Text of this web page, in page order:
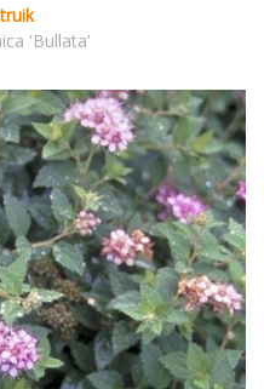
'Bullata'